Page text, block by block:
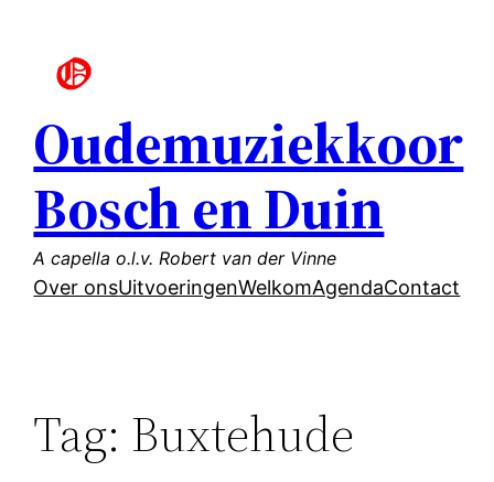
Oudemuziekkoor
Bosch en Duin
A capella o.l.v. Robert van der Vinne
Over onsUitvoeringenWelkomAgendaContact
Tag: Buxtehude